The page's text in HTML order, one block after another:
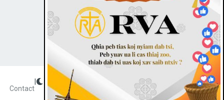
Contact
Dark theme